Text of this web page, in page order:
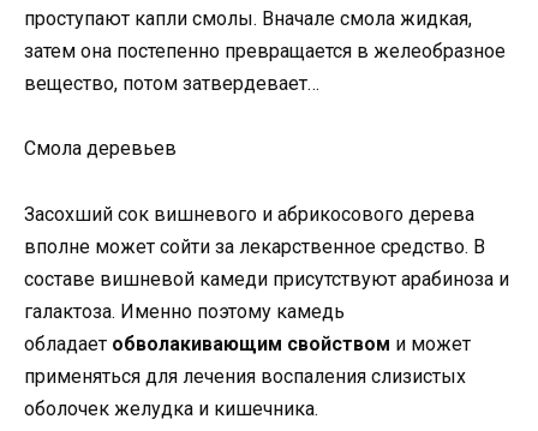
проступают капли смолы. Вначале смола жидкая,
затем она постепенно превращается в желеобразное
вещество, потом затвердевает…
Смола деревьев
Засохший сок вишневого и абрикосового дерева
вполне может сойти за лекарственное средство. В
составе вишневой камеди присутствуют арабиноза и
галактоза. Именно поэтому камедь
обладает обволакивающим свойством и может
применяться для лечения воспаления слизистых
оболочек желудка и кишечника.